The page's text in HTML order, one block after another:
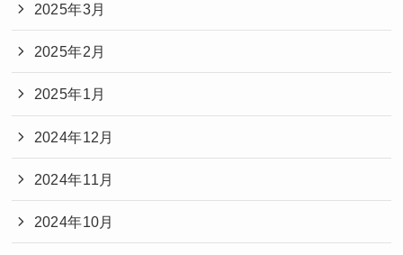
2025年3月
2025年2月
2025年1月
2024年12月
2024年11月
2024年10月